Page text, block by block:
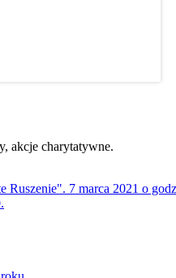
akcje charytatywne.
Ruszenie". 7 marca 2021 o